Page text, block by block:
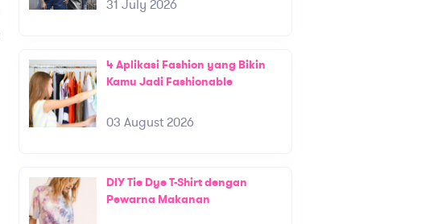
31 July 2026
4 Aplikasi Fashion yang Bikin
Kamu Jadi Fashionable
03 August 2026
DIY Tie Dye T-Shirt dengan
Pewarna Makanan